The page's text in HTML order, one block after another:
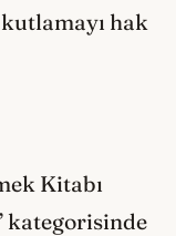
hak
Kitabı
kategorisinde